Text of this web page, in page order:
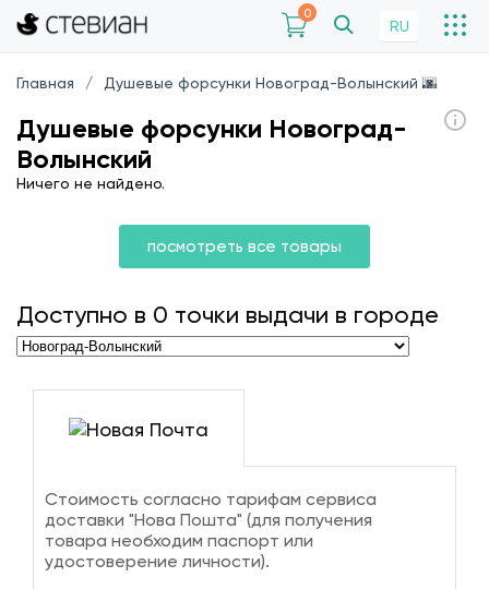
0
RU
Главная Душевые форсунки Новоград-Волынский 🌆
Душевые форсунки Новоград-
Волынский
Ничего не найдено.
посмотреть все товары
Доступно в 0 точки выдачи в городе
Стоимость согласно тарифам сервиса
доставки "Нова Пошта" (для получения
товара необходим паспорт или
удостоверение личности).